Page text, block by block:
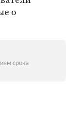
о
срока